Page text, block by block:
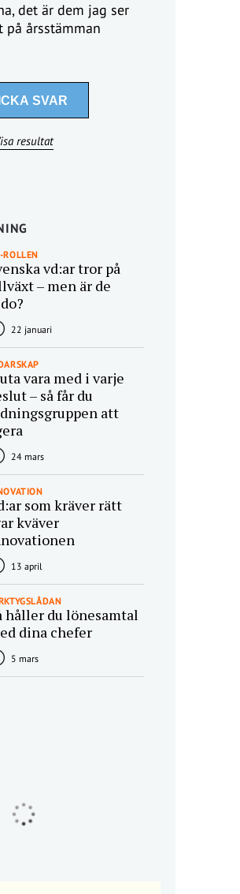
det är dem jag ser
på årsstämman
resultat
ROLLEN
vd:ar tror på
– men är de
22 januari
vara med i varje
– så får du
att
24 mars
som kräver rätt
kväver
13 april
håller du lönesamtal
dina chefer
5 mars